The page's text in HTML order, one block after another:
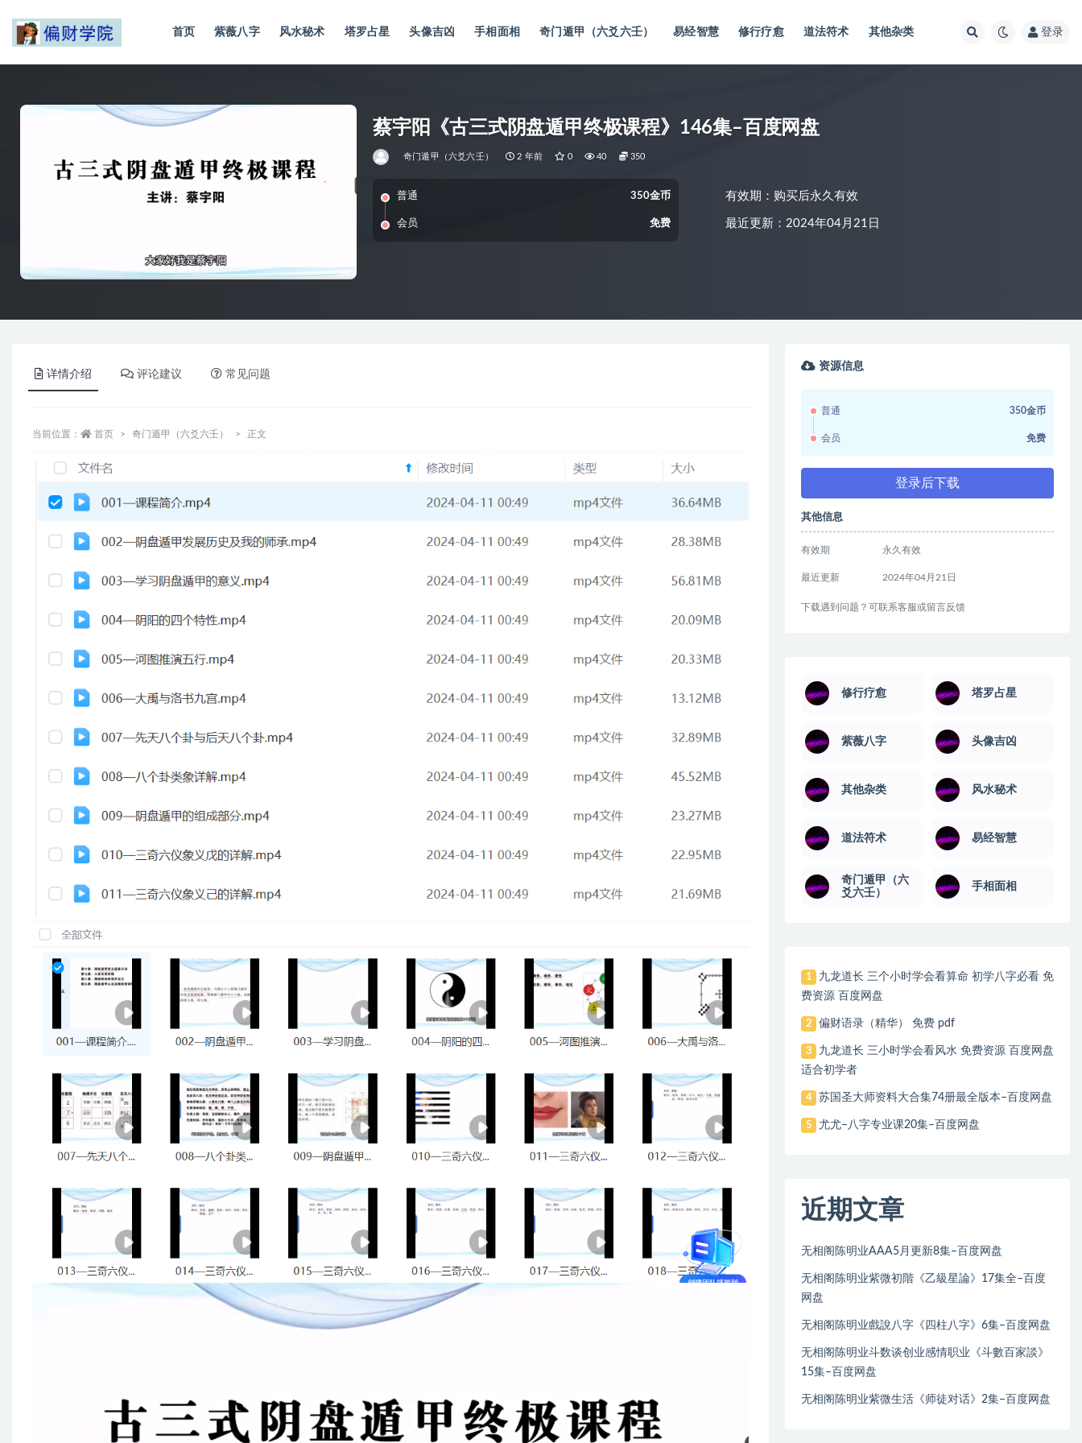
首页 紫薇八字 风水秘术 塔罗占星 头像吉凶 手相面相 奇门遁甲（六爻六壬） 易经智慧 修行疗愈 道法符术 其他杂类 登录
蔡宇阳《古三式阴盘遁甲终极课程》146集–百度网盘
奇门遁甲（六爻六壬） 2 年前 0 40 350
普通 350金币
会员 免费
有效期：购买后永久有效
最近更新：2024年04月21日
详情介绍 评论建议 常见问题
当前位置： 首页 奇门遁甲（六爻六壬） 正文
资源信息
普通 350金币
会员 免费
登录后下载
其他信息
有效期 永久有效
最近更新 2024年04月21日
下载遇到问题？可联系客服或留言反馈
修行疗愈 塔罗占星
紫薇八字 头像吉凶
其他杂类 风水秘术
道法符术 易经智慧
奇门遁甲（六
爻六壬）
手相面相
1
九龙道长 三个小时学会看算命 初学八字必看 免
费资源 百度网盘
2 偏财语录（精华） 免费 pdf
3
九龙道长 三小时学会看风水 免费资源 百度网盘
适合初学者
4 苏国圣大师资料大合集74册最全版本–百度网盘
5 尤尤–八字专业课20集–百度网盘
近期文章
无相阁陈明业AAA5月更新8集–百度网盘
无相阁陈明业紫微初階《乙級星論》17集全–百度
网盘
无相阁陈明业戲說八字《四柱八字》6集–百度网盘
无相阁陈明业斗数谈创业感情职业《斗數百家談》
15集–百度网盘
无相阁陈明业紫微生活《师徒对话》2集–百度网盘